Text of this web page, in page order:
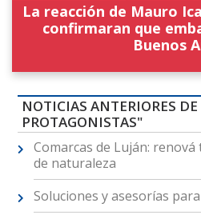
La reacción de Mauro
confirmaran que
Buenos
NOTICIAS ANTERIORES
PROTAGONISTAS"
Comarcas de Luján:
de naturaleza
Soluciones y asesorías